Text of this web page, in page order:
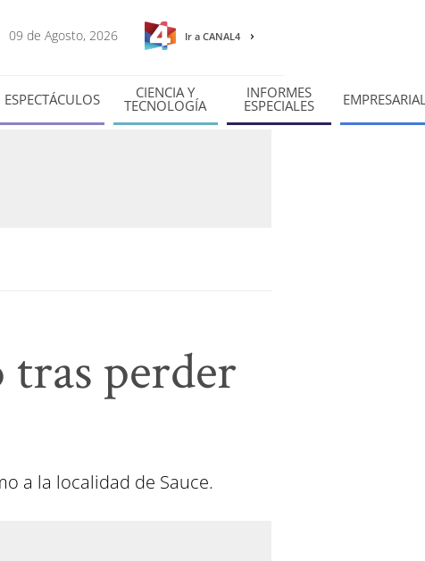
09 de Agosto, 2026 Ir a CANAL4
ESPECTÁCULOS CIENCIA Y
TECNOLOGÍA
INFORMES
ESPECIALES
perder
a la localidad de Sauce.